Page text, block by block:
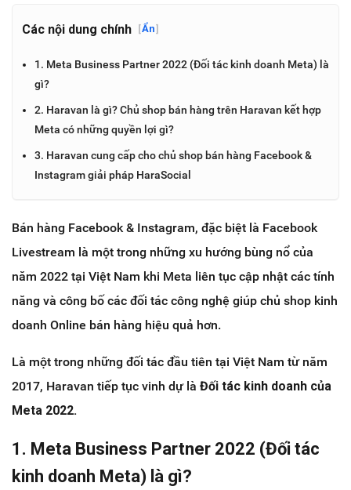
Các nội dung chính [Ẩn]
1. Meta Business Partner 2022 (Đối tác kinh doanh Meta) là
gì?
2. Haravan là gì? Chủ shop bán hàng trên Haravan kết hợp
Meta có những quyền lợi gì?
3. Haravan cung cấp cho chủ shop bán hàng Facebook &
Instagram giải pháp HaraSocial
Bán hàng Facebook & Instagram, đặc biệt là Facebook
Livestream là một trong những xu hướng bùng nổ của
năm 2022 tại Việt Nam khi Meta liên tục cập nhật các tính
năng và công bố các đối tác công nghệ giúp chủ shop kinh
doanh Online bán hàng hiệu quả hơn.
Là một trong những đối tác đầu tiên tại Việt Nam từ năm
2017, Haravan tiếp tục vinh dự là Đối tác kinh doanh của
Meta 2022.
1. Meta Business Partner 2022 (Đối tác
kinh doanh Meta) là gì?